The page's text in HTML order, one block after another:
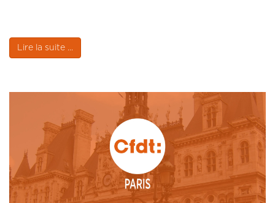
Lire la suite ...